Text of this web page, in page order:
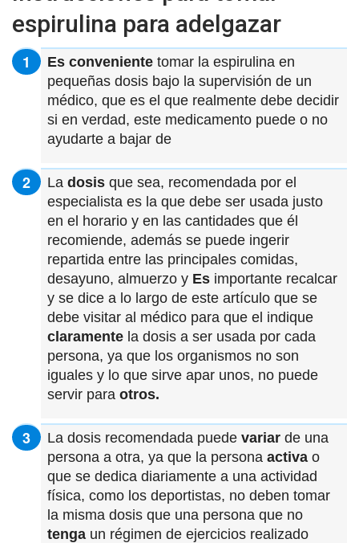
espirulina para adelgazar
Es conveniente tomar la espirulina en
pequeñas dosis bajo la supervisión de un
médico, que es el que realmente debe decidir
si en verdad, este medicamento puede o no
ayudarte a bajar de
La dosis que sea, recomendada por el
especialista es la que debe ser usada justo
en el horario y en las cantidades que él
recomiende, además se puede ingerir
repartida entre las principales comidas,
desayuno, almuerzo y Es importante recalcar
y se dice a lo largo de este artículo que se
debe visitar al médico para que el indique
claramente la dosis a ser usada por cada
persona, ya que los organismos no son
iguales y lo que sirve apar unos, no puede
servir para otros.
La dosis recomendada puede variar de una
persona a otra, ya que la persona activa o
que se dedica diariamente a una actividad
física, como los deportistas, no deben tomar
la misma dosis que una persona que no
tenga un régimen de ejercicios realizado